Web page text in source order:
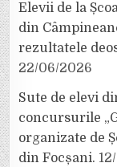
Elevii de la
din
rezultatele
22/06/2026
Sute de elevi
concursurile
organizate de
din Focșani.